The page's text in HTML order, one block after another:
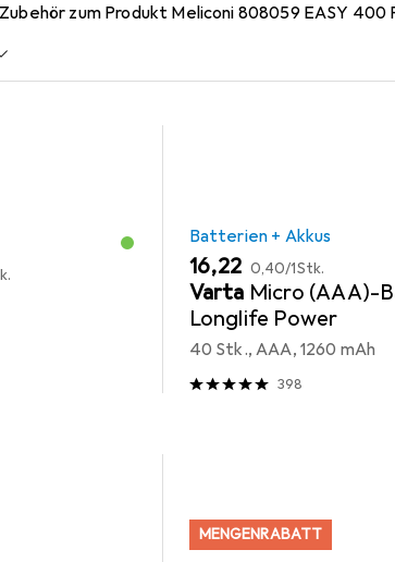
zum Produkt Meliconi 808059 EASY
Batterien + Akkus
EUR
16,22 EUR
0,40/1Stk.
Varta Micro (AAA)-
Longlife Power
40 Stk., AAA, 1260 mAh
398
MENGENRABATT